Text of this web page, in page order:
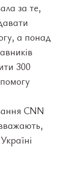
за те,
а понад
300
CNN